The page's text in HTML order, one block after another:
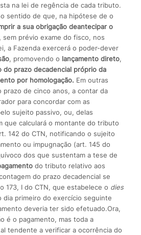
na lei de regência de cada tributo.
sentido de que, na hipótese de o
a sua obrigação deantecipar o
sem prévio exame do fisco, nos
a Fazenda exercerá o poder-dever
, promovendo o lançamento direto,
do prazo decadencial próprio da
por homologação. Em outras
prazo de cinco anos, a contar da
para concordar com as
sujeito passivo, ou, delas
que calculará o montante do tributo
142 do CTN, notificando o sujeito
ou impugnação (art. 145 do
dos que sustentam a tese de
do tributo relativo aos
do prazo decadencial se
173, I do CTN, que estabelece o dies
dia primeiro do exercício seguinte
deveria ter sido efetuado.Ora,
é o pagamento, mas toda a
tendente a verificar a ocorrência do